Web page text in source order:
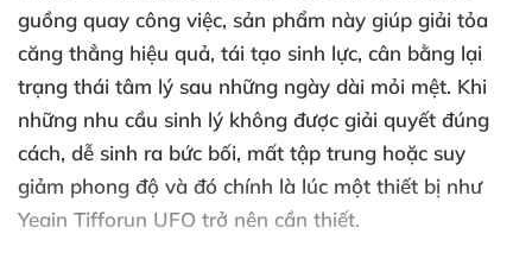
guồng quay công việc, sản phẩm này giúp giải tỏa
căng thẳng hiệu quả, tái tạo sinh lực, cân bằng lại
trạng thái tâm lý sau những ngày dài mỏi mệt. Khi
những nhu cầu sinh lý không được giải quyết đúng
cách, dễ sinh ra bức bối, mất tập trung hoặc suy
giảm phong độ và đó chính là lúc một thiết bị như
Yeain Tifforun UFO trở nên cần thiết.